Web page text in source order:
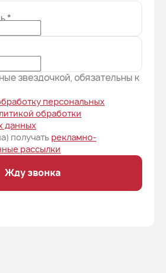
*
звездочкой, обязательны к
персональных
обработки
данных
получать рекламно-
рассылки
Жду звонка